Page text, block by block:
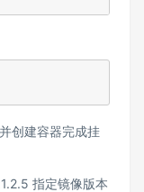
创建容器完成挂
指定镜像版本